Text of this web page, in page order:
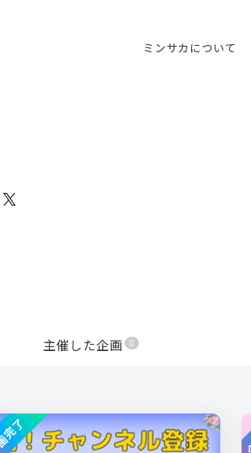
ミンサカについて
主催した企画 0
了